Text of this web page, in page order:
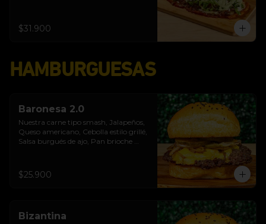
$31.900
HAMBURGUESAS
Baronesa 2.0
Nuestra carne tipo smash, Jalapeños,
Queso americano, Cebolla estilo grillé,
Salsa burgués de ajo, Pan brioche
$25.900
Bizantina